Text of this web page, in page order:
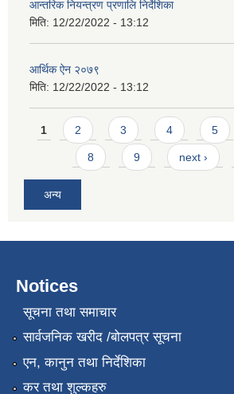
आन्तरिक नियन्त्रण प्रणालि निर्देशिका
मिति: 12/22/2022 - 13:12
आर्थिक ऐन २०७९
मिति: 12/22/2022 - 13:12
Pages
1 2 3 4 5
8 9 next ›
अन्य
Notices
सूचना तथा समाचार
सार्वजनिक खरीद /बोलपत्र सूचना
एन, कानुन तथा निर्देशिका
कर तथा शुल्कहरु